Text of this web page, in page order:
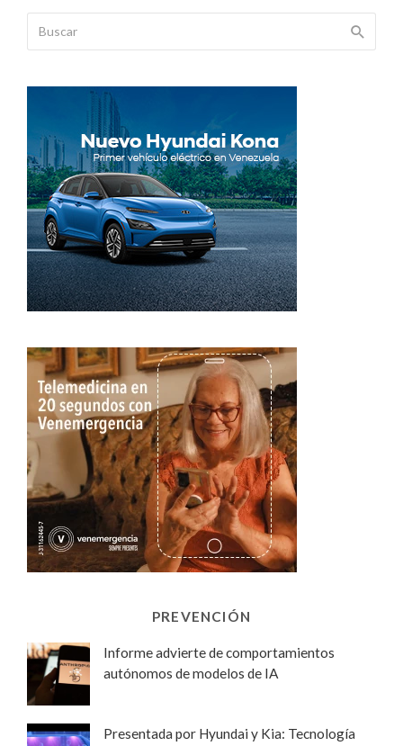
PREVENCIÓN
Informe advierte de comportamientos
autónomos de modelos de IA
Presentada por Hyundai y Kia: Tecnología